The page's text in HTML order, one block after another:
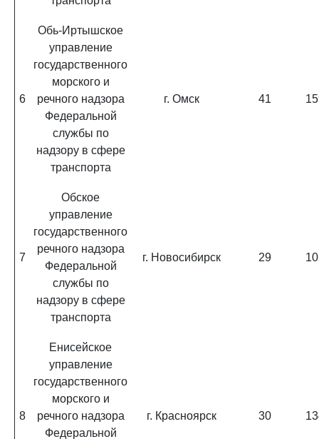
6
Обь-Иртышское
управление
государственного
морского и
речного надзора
Федеральной
службы по
надзору в сфере
транспорта
г. Омск 41
7
Обское
управление
государственного
речного надзора
Федеральной
службы по
надзору в сфере
транспорта
г. Новосибирск 29
8
Енисейское
управление
государственного
морского и
речного надзора
Федеральной
г. Красноярск 30